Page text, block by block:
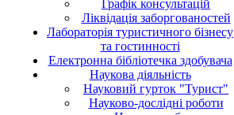
Графік консультацій
Ліквідація заборгованостей
Лабораторія туристичного бізнесу
та гостинності
Електронна бібліотечка здобувача
Наукова діяльність
Науковий гурток "Турист"
Науково-дослідні роботи